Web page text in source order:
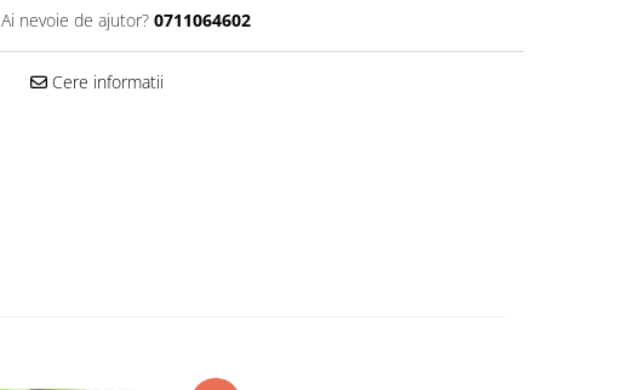
Ai nevoie de ajutor? 0711064602
Cere informatii